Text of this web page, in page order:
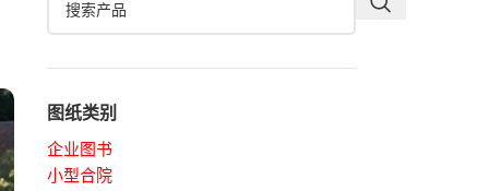
图纸类别
企业图书
小型合院